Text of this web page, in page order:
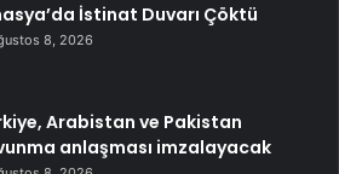
İstinat Duvarı Çöktü
8, 2026
Arabistan ve Pakistan
anlaşması imzalayacak